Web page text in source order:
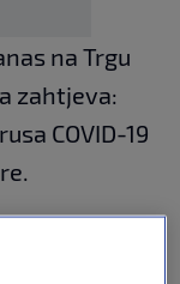
na Trgu
zahtjeva:
COVID-19